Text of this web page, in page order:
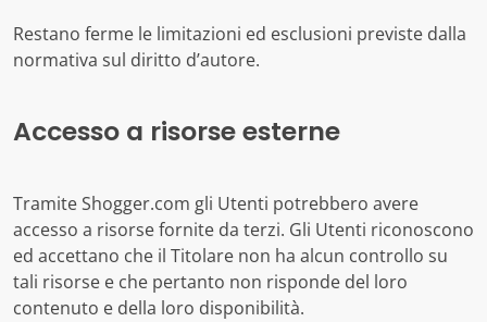
Restano ferme le limitazioni ed esclusioni previste dalla
normativa sul diritto d’autore.
Accesso a risorse esterne
Tramite Shogger.com gli Utenti potrebbero avere
accesso a risorse fornite da terzi. Gli Utenti riconoscono
ed accettano che il Titolare non ha alcun controllo su
tali risorse e che pertanto non risponde del loro
contenuto e della loro disponibilità.